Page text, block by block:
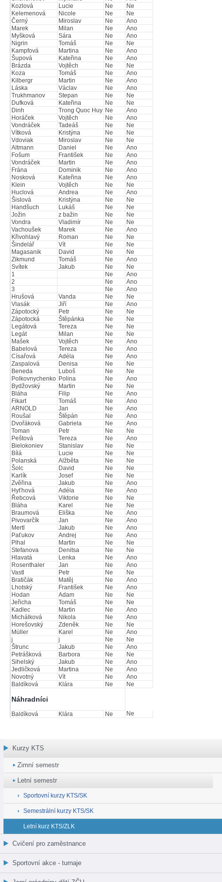
Kurzy KTS
Zimní semestr
Letní semestr
Sportovní kurzy KTS/SK
Semestrální kurzy KTS/SK
Letní kurz KTS/ZLK
Cvičení pro zaměstnance
Sportovní akce - turnaje
Kozlová
Lucie Ne
Ne
Kelemenová
Nicole Ne
Ne
Černý
Miroslav Ne
Ano
Marek
Milan Ne
Ano
Myšková
Sára Ne
Ano
Nigrin
Tomáš Ne
Ne
Kampfová
Martina Ne
Ano
Šupová
Kateřina Ne
Ano
Brázda
Vojtěch Ne
Ne
Koza
Tomáš Ne
Ano
Kilbergr
Martin Ne
Ano
Láska
Václav Ne
Ano
Trukhmanov
Stepan Ne
Ne
Dufková
Kateřina Ne
Ne
Dinh
Trong Quoc Huy Ne
Ano
Horáček
Vojtěch Ne
Ano
Vondráček
Tadeáš Ne
Ne
Vítková
Kristýna Ne
Ne
Vdoviak
Miroslav Ne
Ne
Altmann
Daniel Ne
Ano
Fošum
František Ne
Ano
Vondráček
Martin Ne
Ano
Frána
Dominik Ne
Ano
Nosková
Kateřina Ne
Ano
Klein
Vojtěch Ne
Ne
Huclová
Andrea Ne
Ano
Šislová
Kristýna Ne
Ne
Handšuch
Lukáš Ne
Ne
Jožin
z bažin Ne
Ne
Vondra
Vladimír Ne
Ne
Vachoušek
Marek Ne
Ano
Křivohlavý
Roman Ne
Ne
Šindelář
Vít Ne
Ne
Magasanik
David Ne
Ne
Zikmund
Tomáš Ne
Ano
Svítek
Jakub Ne
Ne
1
Ne
Ano
2
Ne
Ano
3
Ne
Ano
Hrušová
Vanda Ne
Ne
Vlasák
Jiří Ne
Ano
Zápotocký
Petr Ne
Ne
Zápotocká
Štěpánka Ne
Ne
Legátová
Tereza Ne
Ne
Legát
Milan Ne
Ne
Mašek
Vojtěch Ne
Ano
Babelová
Tereza Ne
Ano
Císařová
Adéla Ne
Ano
Zaspalová
Denisa Ne
Ne
Beneda
Luboš Ne
Ne
Polkovnychenko Polina Ne
Ano
Bydžovský
Martin Ne
Ne
Bláha
Filip Ne
Ano
Fikart
Tomáš Ne
Ano
ARNOLD
Jan Ne
Ano
Roušal
Štěpán Ne
Ano
Dvořáková
Gabriela Ne
Ano
Toman
Petr Ne
Ne
Peštová
Tereza Ne
Ano
Bielokoniev
Stanislav Ne
Ne
Bílá
Lucie Ne
Ne
Polanská
Alžběta Ne
Ne
Šolc
David Ne
Ne
Karlík
Josef Ne
Ne
Zvěřina
Jakub Ne
Ano
Hyťhová
Adéla Ne
Ano
Řebcová
Viktorie Ne
Ne
Bláha
Karel Ne
Ne
Braumová
Eliška Ne
Ano
Pivovarčík
Jan Ne
Ano
Mertl
Jakub Ne
Ano
Paťukov
Andrej Ne
Ano
Plhal
Martin Ne
Ne
Stefanova
Denitsa Ne
Ne
Hlavatá
Lenka Ne
Ano
Rosenthaler
Jan Ne
Ano
Vastl
Petr Ne
Ne
Bratičák
Matěj Ne
Ano
Lhotský
František Ne
Ano
Hodan
Adam Ne
Ne
Jeřicha
Tomáš Ne
Ne
Kadlec
Martin Ne
Ano
Michálková
Nikola Ne
Ano
Horešovský
Zdeněk Ne
Ne
Müller
Karel Ne
Ano
j
j Ne
Ne
Štrunc
Jakub Ne
Ano
Petrášková
Barbora Ne
Ne
Sihelský
Jakub Ne
Ano
Jedličková
Martina Ne
Ano
Novotný
Vít Ne
Ano
Baldíková
Klára Ne Ne
Náhradníci
Baldíková Klára Ne Ne